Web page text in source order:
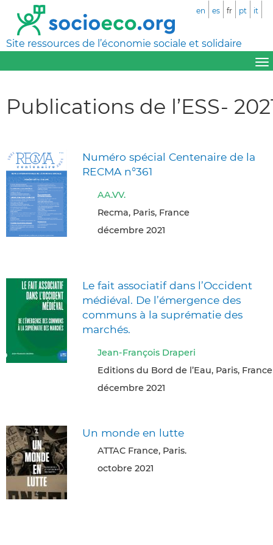
Site ressources de l’économie sociale et solidaire
en es fr pt it
Publications de l’ESS-
Numéro spécial Centenaire de la
RECMA n°361
AA.VV.
Recma, Paris, France
décembre 2021
Le fait associatif dans l’Occident
médiéval. De l’émergence des
communs à la suprématie des
marchés.
Jean-François Draperi
Editions du Bord de l’Eau, Paris, France
décembre 2021
Un monde en lutte
ATTAC France, Paris.
octobre 2021